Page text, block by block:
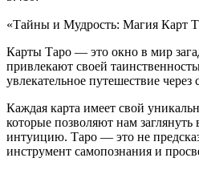
«Тайны и Мудрость: Магия Карт
Карты Таро — это окно в мир
привлекают своей
увлекательное путешествие
Каждая карта имеет свой
которые позволяют нам
интуицию. Таро — это не
инструмент самопознания и